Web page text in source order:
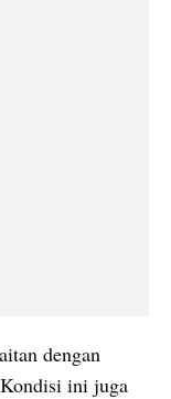
dengan
ini juga